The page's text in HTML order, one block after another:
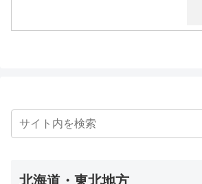
北海道・東北地方